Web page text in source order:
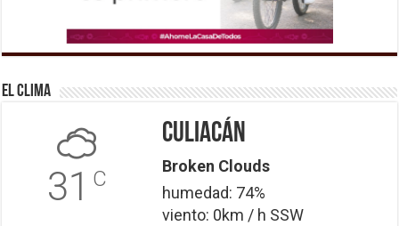
El Clima
31 C
Culiacán
Broken Clouds
humedad: 74%
viento: 0km / h SSW